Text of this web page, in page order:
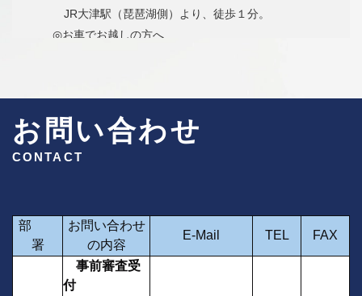
JR大津駅（琵琶湖側）より、徒歩１分。
◎お車でお越しの方へ
左折、道なりに走り、左手にJR大津駅が見えた
ら、右折しすぐの当社看板の掲示がある
ビルです。
※ビル隣の有料駐車場、又は高架下の大津市営
お問い合わせ
CONTACT
部
署
お問い合わせ
の内容
E-Mail TEL FAX
事前審査受
付